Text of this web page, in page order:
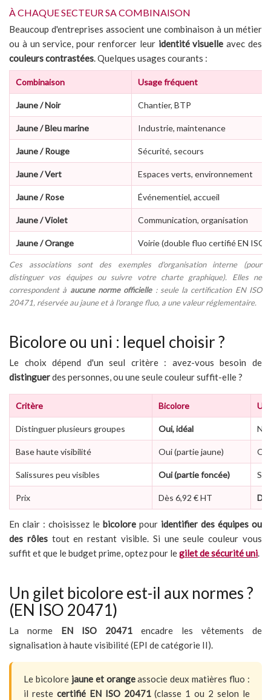
À CHAQUE SECTEUR SA COMBINAISON
Beaucoup d'entreprises associent une combinaison à un métier
ou à un service, pour renforcer leur identité visuelle avec des
couleurs contrastées. Quelques usages courants :
Combinaison Usage fréquent
Jaune / Noir Chantier, BTP
Jaune / Bleu marine Industrie, maintenance
Jaune / Rouge Sécurité, secours
Jaune / Vert Espaces verts, environnement
Jaune / Rose Événementiel, accueil
Jaune / Violet Communication, organisation
Jaune / Orange Voirie (double fluo certifié EN ISO
Ces associations sont des exemples d'organisation interne (pour
distinguer vos équipes ou suivre votre charte graphique). Elles ne
correspondent à aucune norme officielle: seule la certification EN ISO
20471, réservée au jaune et à l'orange fluo, a une valeur réglementaire.
Bicolore ou uni : lequel choisir ?
Le choix dépend d'un seul critère : avez-vous besoin de
distinguerdes personnes, ou une seule couleur suffit-elle ?
Critère Bicolore Uni
Distinguer plusieurs groupes Oui, idéal
Base haute visibilité Oui (partie jaune)
Salissures peu visibles Oui (partie foncée)
Prix Dès 6,92 € HT
En clair : choisissez le bicolore pour identifier des équipes ou
des rôlestout en restant visible. Si une seule couleur vous
suffit et que le budget prime, optez pour legilet de sécurité uni.
Un gilet bicolore est-il aux normes ?
(EN ISO 20471)
La norme EN ISO 20471 encadre les vêtements de
signalisation à haute visibilité (EPI de catégorie II).
Le bicolore jaune et orangeassocie deux matières fluo :
il reste certifié EN ISO 20471(classe 1 ou 2 selon le